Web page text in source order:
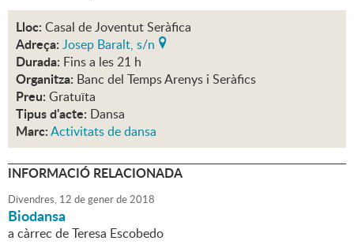
Lloc: Casal de Joventut Seràfica
Adreça: Josep Baralt, s/n
Durada: Fins a les 21 h
Organitza: Banc del Temps Arenys i Seràfics
Preu: Gratuïta
Tipus d'acte: Dansa
Marc:Activitats de dansa
INFORMACIÓ RELACIONADA
Divendres, 12 degenerde2018
Biodansa
a càrrec de Teresa Escobedo